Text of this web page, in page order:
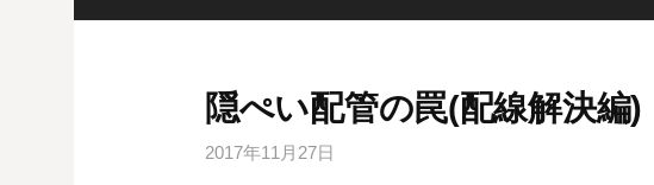
キ
隠ぺい配管の罠(配線解決編)
2017年11月27日